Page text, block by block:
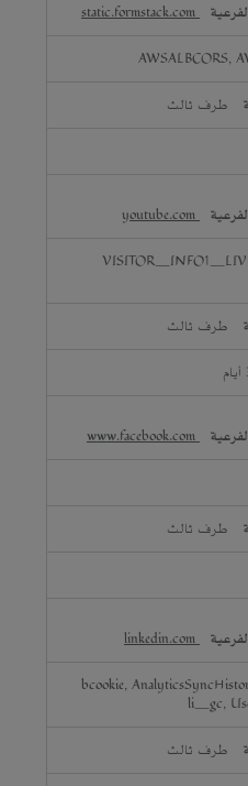
AWSALBCORS,
طرف ثالث
طرف ثالث
طرف ثالث
bcookie,
li_gc,
طرف ثالث